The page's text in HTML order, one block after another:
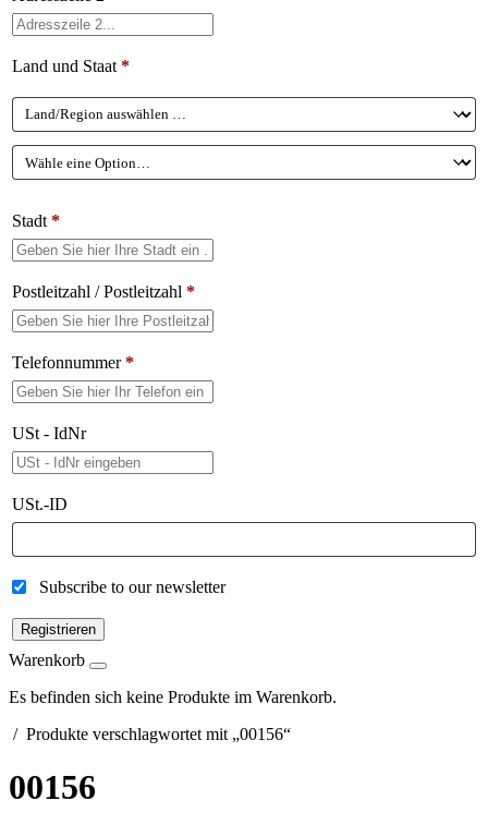
Land und Staat *
Stadt *
Postleitzahl / Postleitzahl *
Telefonnummer*
USt - IdNr
USt.-ID
Subscribe to our newsletter
Registrieren
Warenkorb
Es befinden sich keine Produkte im Warenkorb.
/ Produkte verschlagwortet mit „00156“
00156